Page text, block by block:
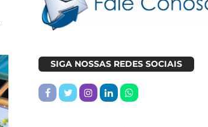
SIGA NOSSAS REDES SOCIAIS